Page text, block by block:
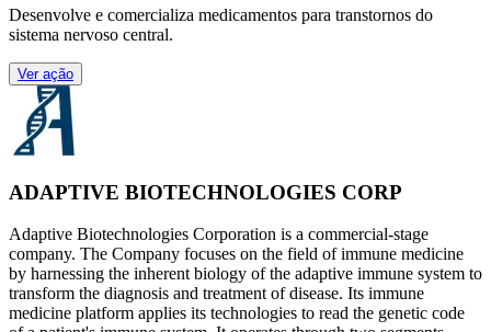
Desenvolve e comercializa medicamentos para transtornos do
sistema nervoso central.
Ver ação
ADAPTIVE BIOTECHNOLOGIES CORP
Adaptive Biotechnologies Corporation is a commercial-stage
company. The Company focuses on the field of immune medicine
by harnessing the inherent biology of the adaptive immune system to
transform the diagnosis and treatment of disease. Its immune
medicine platform applies its technologies to read the genetic code